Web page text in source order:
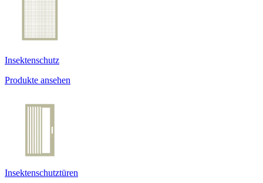
Insektenschutz
Produkte ansehen
Insektenschutztüren